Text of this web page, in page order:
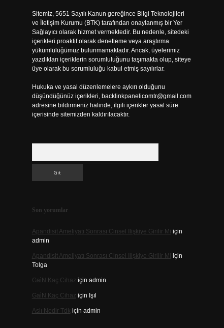
Sitemiz, 5651 Sayılı Kanun gereğince Bilgi Teknolojileri
ve İletişim Kurumu (BTK) tarafından onaylanmış bir Yer
Sağlayıcı olarak hizmet vermektedir. Bu nedenle, sitedeki
içerikleri proaktif olarak denetleme veya araştırma
yükümlülüğümüz bulunmamaktadır. Ancak, üyelerimiz
yazdıkları içeriklerin sorumluluğunu taşımakta olup, siteye
üye olarak bu sorumluluğu kabul etmiş sayılırlar.
Hukuka ve yasal düzenlemelere aykırı olduğunu
düşündüğünüz içerikleri, backlinkpanelicomtr@gmail.com
adresine bildirmeniz halinde, ilgili içerikler yasal süre
içerisinde sitemizden kaldırılacaktır.
Son yorumlar
Apandisit Ameliyatı Sonrası Cinsel Ilişkiye Girilir Mi için
admin
Apandisit Ameliyatı Sonrası Cinsel Ilişkiye Girilir Mi için
Tolga
Gai̇N Kaç Cihaz için admin
Gai̇N Kaç Cihaz için Işıl
Aslı Nedir Tdk için admin